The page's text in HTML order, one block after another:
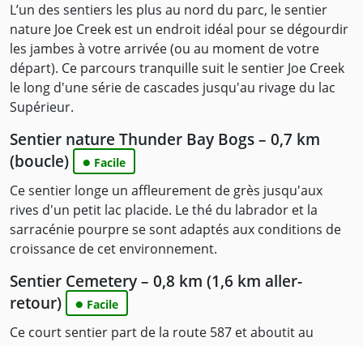
L’un des sentiers les plus au nord du parc, le sentier
nature Joe Creek est un endroit idéal pour se dégourdir
les jambes à votre arrivée (ou au moment de votre
départ). Ce parcours tranquille suit le sentier Joe Creek
le long d'une série de cascades jusqu'au rivage du lac
Supérieur.
Sentier nature Thunder Bay Bogs – 0,7 km
(boucle)
● Facile
Ce sentier longe un affleurement de grès jusqu'aux
rives d'un petit lac placide. Le thé du labrador et la
sarracénie pourpre se sont adaptés aux conditions de
croissance de cet environnement.
Sentier Cemetery – 0,8 km (1,6 km aller-
retour)
● Facile
Ce court sentier part de la route 587 et aboutit au